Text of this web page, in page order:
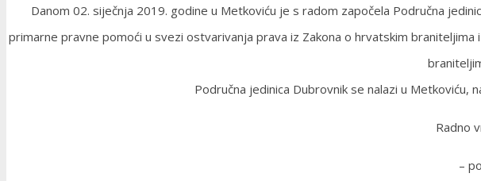
Danom 02. siječnja 2019. godine u Metkoviću je s radom započela Područna
primarne pravne pomoći u svezi ostvarivanja prava iz Zakona o hrvatskim
Područna jedinica Dubrovnik se nalazi u Metkoviću,
Radno
–